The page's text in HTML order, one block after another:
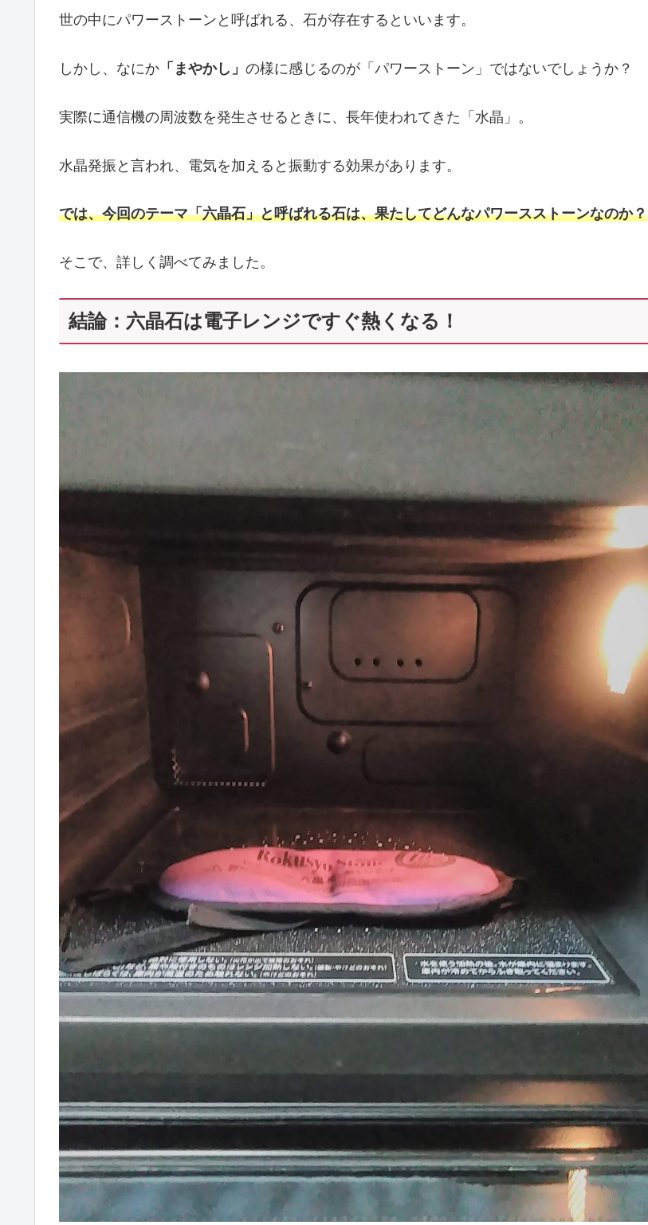
世の中にパワーストーンと呼ばれる、石が存在するといいます。
しかし、なにか 「まやかし」 の様に感じるのが「パワーストーン」ではないでしょうか？
実際に通信機の周波数を発生させるときに、長年使われてきた「水晶」。
水晶発振と言われ、電気を加えると振動する効果があります。
では、今回のテーマ「六晶石」と呼ばれる石は、果たしてどんなパワースストーンなのか？
そこで、詳しく調べてみました。
結論：六晶石は電子レンジですぐ熱くなる！